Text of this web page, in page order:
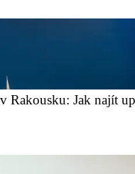
Rakousku: Jak najít